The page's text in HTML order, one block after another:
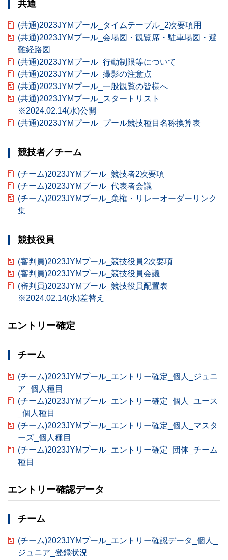
共通
(共通)2023JYMプール_タイムテーブル_2次要項用
(共通)2023JYMプール_会場図・観覧席・駐車場図・避
難経路図
(共通)2023JYMプール_行動制限等について
(共通)2023JYMプール_撮影の注意点
(共通)2023JYMプール_一般観覧の皆様へ
(共通)2023JYMプール_スタートリスト
※2024.02.14(水)公開
(共通)2023JYMプール_プール競技種目名称換算表
競技者／チーム
(チーム)2023JYMプール_競技者2次要項
(チーム)2023JYMプール_代表者会議
(チーム)2023JYMプール_棄権・リレーオーダーリンク
集
競技役員
(審判員)2023JYMプール_競技役員2次要項
(審判員)2023JYMプール_競技役員会議
(審判員)2023JYMプール_競技役員配置表
※2024.02.14(水)差替え
エントリー確定
チーム
(チーム)2023JYMプール_エントリー確定_個人_ジュニ
ア_個人種目
(チーム)2023JYMプール_エントリー確定_個人_ユース
_個人種目
(チーム)2023JYMプール_エントリー確定_個人_マスタ
ーズ_個人種目
(チーム)2023JYMプール_エントリー確定_団体_チーム
種目
エントリー確認データ
チーム
(チーム)2023JYMプール_エントリー確認データ_個人_
ジュニア_登録状況